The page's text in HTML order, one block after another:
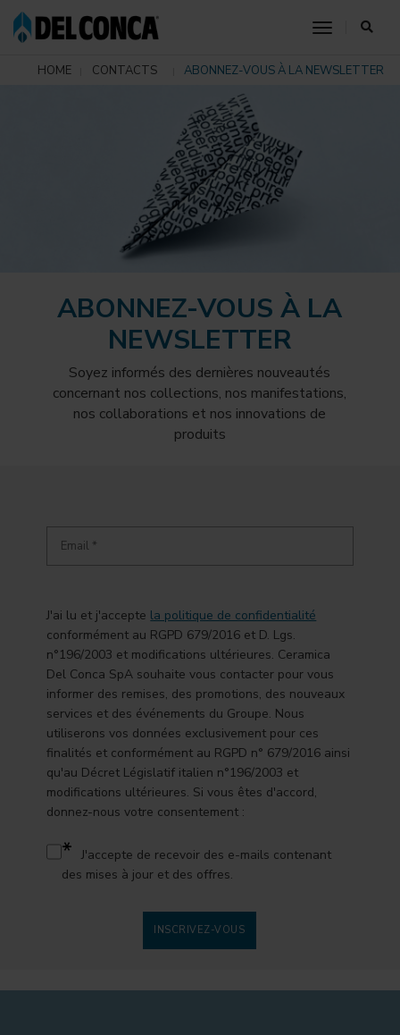
toggle
HOME CONTACTS ABONNEZ-VOUS À LA NEWSLETTER
ABONNEZ-VOUS À LA
NEWSLETTER
Soyez informés des dernières nouveautés
concernant nos collections, nos manifestations,
nos collaborations et nos innovations de
produits
J'ai lu et j'accepte la politique de confidentialité
conformément au RGPD 679/2016 et D. Lgs.
n°196/2003 et modifications ultérieures. Ceramica
Del Conca SpA souhaite vous contacter pour vous
informer des remises, des promotions, des nouveaux
services et des événements du Groupe. Nous
utiliserons vos données exclusivement pour ces
finalités et conformément au RGPD n° 679/2016 ainsi
qu'au Décret Législatif italien n°196/2003 et
modifications ultérieures. Si vous êtes d'accord,
donnez-nous votre consentement :
* J'accepte de recevoir des e-mails contenant
des mises à jour et des offres.
INSCRIVEZ-VOUS